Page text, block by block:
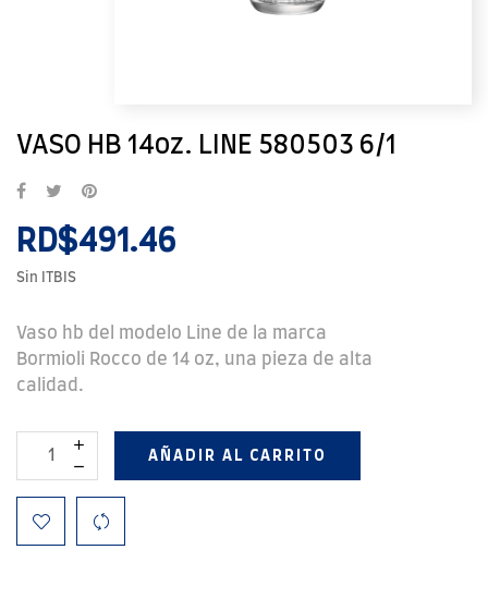
VASO HB 14oz. LINE 580503 6/1
RD$491.46
Sin ITBIS
Vaso hb del modelo Line de la marca
Bormioli Rocco de 14 oz, una pieza de alta
calidad.
AÑADIR AL CARRITO